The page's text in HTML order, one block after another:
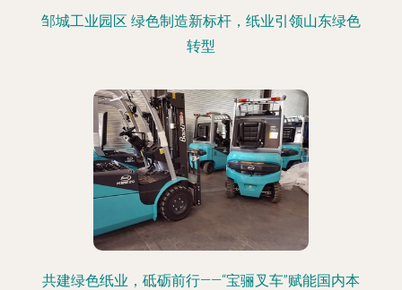
邹城工业园区 绿色制造新标杆，纸业引领山东绿色
转型
共建绿色纸业，砥砺前行——“宝骊叉车”赋能国内本